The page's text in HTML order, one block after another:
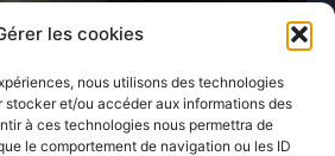
les cookies
nous utilisons des technologies
stocker et/ou accéder aux informations des
à ces technologies nous permettra de
le comportement de navigation ou les ID